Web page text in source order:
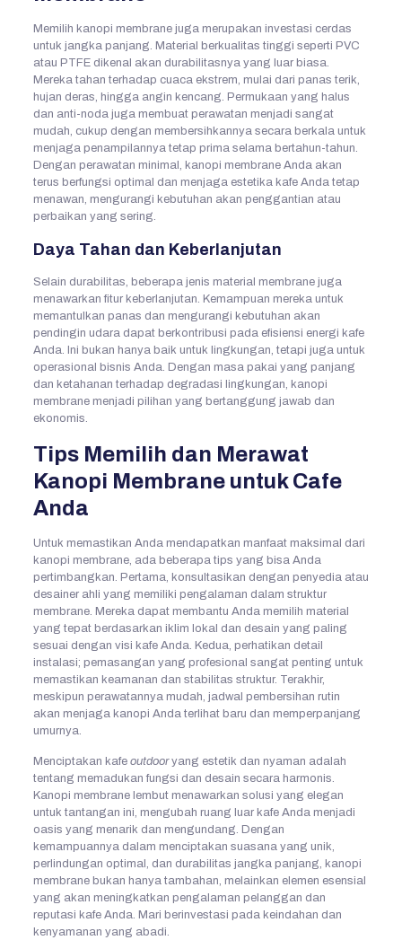
Memilih kanopi membrane juga merupakan investasi cerdas
untuk jangka panjang. Material berkualitas tinggi seperti PVC
atau PTFE dikenal akan durabilitasnya yang luar biasa.
Mereka tahan terhadap cuaca ekstrem, mulai dari panas terik,
hujan deras, hingga angin kencang. Permukaan yang halus
dan anti-noda juga membuat perawatan menjadi sangat
mudah, cukup dengan membersihkannya secara berkala untuk
menjaga penampilannya tetap prima selama bertahun-tahun.
Dengan perawatan minimal, kanopi membrane Anda akan
terus berfungsi optimal dan menjaga estetika kafe Anda tetap
menawan, mengurangi kebutuhan akan penggantian atau
perbaikan yang sering.
Daya Tahan dan Keberlanjutan
Selain durabilitas, beberapa jenis material membrane juga
menawarkan fitur keberlanjutan. Kemampuan mereka untuk
memantulkan panas dan mengurangi kebutuhan akan
pendingin udara dapat berkontribusi pada efisiensi energi kafe
Anda. Ini bukan hanya baik untuk lingkungan, tetapi juga untuk
operasional bisnis Anda. Dengan masa pakai yang panjang
dan ketahanan terhadap degradasi lingkungan, kanopi
membrane menjadi pilihan yang bertanggung jawab dan
ekonomis.
Tips Memilih dan Merawat
Kanopi Membrane untuk Cafe
Anda
Untuk memastikan Anda mendapatkan manfaat maksimal dari
kanopi membrane, ada beberapa tips yang bisa Anda
pertimbangkan. Pertama, konsultasikan dengan penyedia atau
desainer ahli yang memiliki pengalaman dalam struktur
membrane. Mereka dapat membantu Anda memilih material
yang tepat berdasarkan iklim lokal dan desain yang paling
sesuai dengan visi kafe Anda. Kedua, perhatikan detail
instalasi; pemasangan yang profesional sangat penting untuk
memastikan keamanan dan stabilitas struktur. Terakhir,
meskipun perawatannya mudah, jadwal pembersihan rutin
akan menjaga kanopi Anda terlihat baru dan memperpanjang
umurnya.
Menciptakan kafe outdooryang estetik dan nyaman adalah
tentang memadukan fungsi dan desain secara harmonis.
Kanopi membrane lembut menawarkan solusi yang elegan
untuk tantangan ini, mengubah ruang luar kafe Anda menjadi
oasis yang menarik dan mengundang. Dengan
kemampuannya dalam menciptakan suasana yang unik,
perlindungan optimal, dan durabilitas jangka panjang, kanopi
membrane bukan hanya tambahan, melainkan elemen esensial
yang akan meningkatkan pengalaman pelanggan dan
reputasi kafe Anda. Mari berinvestasi pada keindahan dan
kenyamanan yang abadi.